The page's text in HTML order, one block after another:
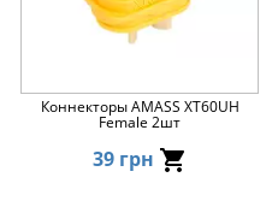
Коннекторы AMASS XT60UH
Female 2шт
39 грн